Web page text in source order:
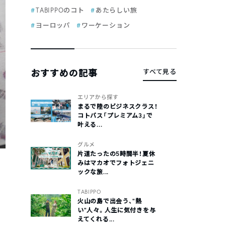
TABIPPOのコト
あたらしい旅
ヨーロッパ
ワーケーション
おすすめの記事 すべて見る
エリアから探す
まるで陸のビジネスクラス！
コトバス「プレミアム3」で
叶える...
グルメ
片道たったの5時間半！夏休
みはマカオでフォトジェニ
ックな旅...
TABIPPO
火山の島で出会う、“熱
い“人々。人生に気付きを与
えてくれる...